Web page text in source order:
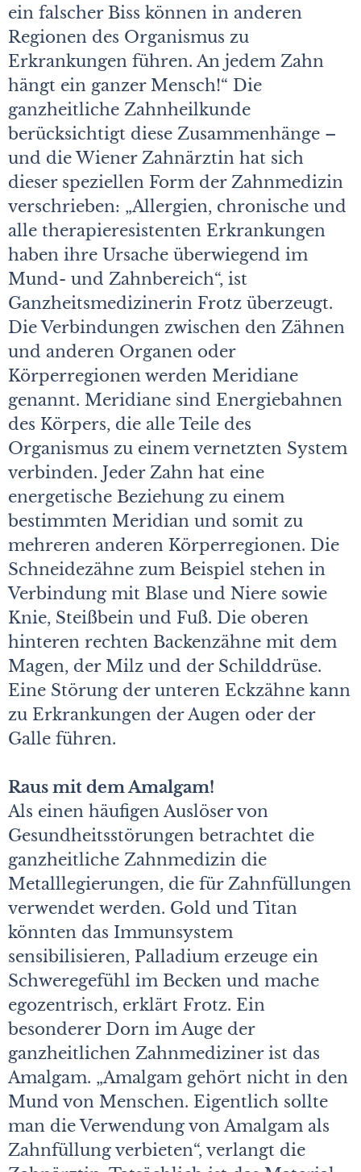
ein falscher Biss können in anderen
Regionen des Organismus zu
Erkrankungen führen. An jedem Zahn
hängt ein ganzer Mensch!“ Die
ganzheitliche Zahnheilkunde
berücksichtigt diese Zusammenhänge –
und die Wiener Zahnärztin hat sich
dieser speziellen Form der Zahnmedizin
verschrieben: „Allergien, chronische und
alle therapieresistenten Erkrankungen
haben ihre Ursache überwiegend im
Mund- und Zahnbereich“, ist
Ganzheitsmedizinerin Frotz überzeugt.
Die Verbindungen zwischen den Zähnen
und anderen Organen oder
Körperregionen werden Meridiane
genannt. Meridiane sind Energiebahnen
des Körpers, die alle Teile des
Organismus zu einem vernetzten System
verbinden. Jeder Zahn hat eine
energetische Beziehung zu einem
bestimmten Meridian und somit zu
mehreren anderen Körperregionen. Die
Schneidezähne zum Beispiel stehen in
Verbindung mit Blase und Niere sowie
Knie, Steißbein und Fuß. Die oberen
hinteren rechten Backenzähne mit dem
Magen, der Milz und der Schilddrüse.
Eine Störung der unteren Eckzähne kann
zu Erkrankungen der Augen oder der
Galle führen.
Raus mit dem Amalgam!
Als einen häufigen Auslöser von
Gesundheitsstörungen betrachtet die
ganzheitliche Zahnmedizin die
Metalllegierungen, die für Zahnfüllungen
verwendet werden. Gold und Titan
könnten das Immunsystem
sensibilisieren, Palladium erzeuge ein
Schweregefühl im Becken und mache
egozentrisch, erklärt Frotz. Ein
besonderer Dorn im Auge der
ganzheitlichen Zahnmediziner ist das
Amalgam. „Amalgam gehört nicht in den
Mund von Menschen. Eigentlich sollte
man die Verwendung von Amalgam als
Zahnfüllung verbieten“, verlangt die